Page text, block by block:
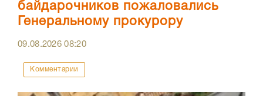
байдарочников пожаловались
Генеральному прокурору
09.08.202608:20
Комментарии